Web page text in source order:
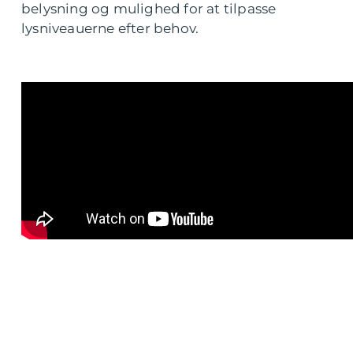
belysning og mulighed for at tilpasse
lysniveauerne efter behov.